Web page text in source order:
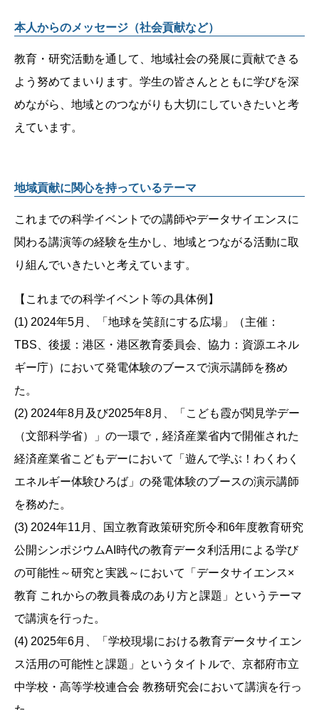
本人からのメッセージ（社会貢献など）
教育・研究活動を通して、地域社会の発展に貢献できる
よう努めてまいります。学生の皆さんとともに学びを深
めながら、地域とのつながりも大切にしていきたいと考
えています。
地域貢献に関心を持っているテーマ
これまでの科学イベントでの講師やデータサイエンスに
関わる講演等の経験を生かし、地域とつながる活動に取
り組んでいきたいと考えています。
【これまでの科学イベント等の具体例】
(1) 2024年5月、「地球を笑顔にする広場」（主催：
TBS、後援：港区・港区教育委員会、協力：資源エネル
ギー庁）において発電体験のブースで演示講師を務め
た。
(2) 2024年8月及び2025年8月、「こども霞が関見学デー
（文部科学省）」の一環で，経済産業省内で開催された
経済産業省こどもデーにおいて「遊んで学ぶ！わくわく
エネルギー体験ひろば」の発電体験のブースの演示講師
を務めた。
(3) 2024年11月、国立教育政策研究所令和6年度教育研究
公開シンポジウムAI時代の教育データ利活用による学び
の可能性～研究と実践～において「データサイエンス×
教育 これからの教員養成のあり方と課題」というテーマ
で講演を行った。
(4) 2025年6月、「学校現場における教育データサイエン
ス活用の可能性と課題」というタイトルで、京都府市立
中学校・高等学校連合会 教務研究会において講演を行っ